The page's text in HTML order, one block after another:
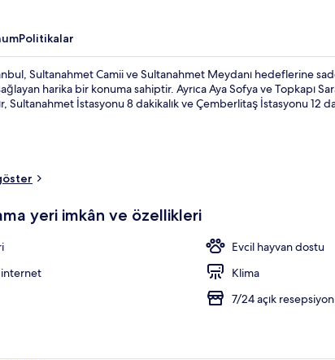
Deluxe Üç Kişilik Oda, 1 Yatak Odası | Kaliteli
Politikalar
Sultanahmet Camii ve Sultanahmet Meydanı hedeflerine
harika bir konuma sahiptir. Ayrıca Aya Sofya ve Topkapı
Sultanahmet İstasyonu 8 dakikalık ve Çemberlitaş İstasyonu 12
yeri imkân ve özellikleri
Evcil hayvan dostu
internet
Klima
7/24 açık resepsiyon